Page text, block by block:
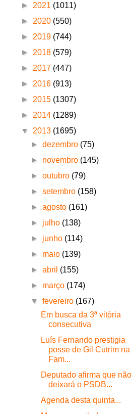
► 2021 (1011)
► 2020 (550)
► 2019 (744)
► 2018 (579)
► 2017 (447)
► 2016 (913)
► 2015 (1307)
► 2014 (1289)
▼ 2013 (1695)
►dezembro (75)
► novembro (145)
►outubro (79)
►setembro (158)
►agosto (161)
► julho (138)
► junho (114)
► maio (139)
►abril (155)
► março (174)
▼fevereiro (167)
Em busca da 3ª vitória
consecutiva
Luís Fernando prestigia
posse de Gil Cutrim na
Fam...
Deputado afirma que não
deixará o PSDB...
Agenda desta quinta...